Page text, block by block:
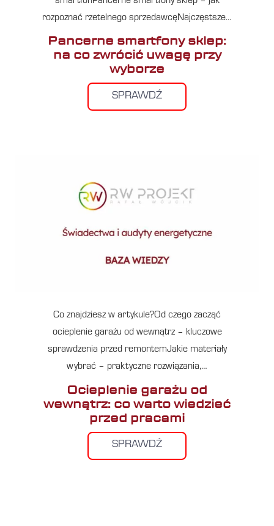
rozpoznać rzetelnego sprzedawcęNajczęstsze…
Pancerne smartfony sklep:
na co zwrócić uwagę przy
wyborze
SPRAWDŹ
Co znajdziesz w artykule?Od czego zacząć
ocieplenie garażu od wewnątrz – kluczowe
sprawdzenia przed remontemJakie materiały
wybrać – praktyczne rozwiązania,…
Ocieplenie garażu od
wewnątrz: co warto wiedzieć
przed pracami
SPRAWDŹ